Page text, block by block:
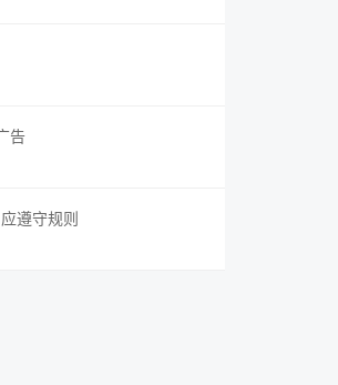
告
遵守规则